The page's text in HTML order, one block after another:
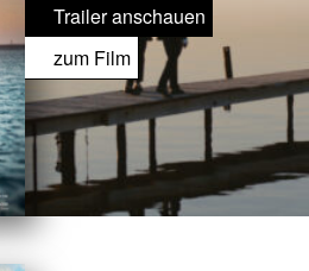
Trailer anschauen
zum Film